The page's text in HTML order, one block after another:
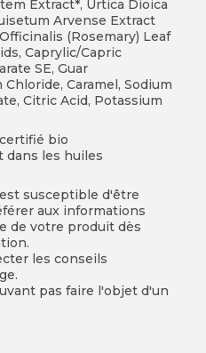
Extract*, Urtica Dioica
Arvense Extract
(Rosemary) Leaf
Caprylic/Capric
SE, Guar
Caramel, Sodium
Citric Acid, Potassium
bio
les huiles
susceptible d'être
aux informations
de votre produit dès
les conseils
pas faire l'objet d'un